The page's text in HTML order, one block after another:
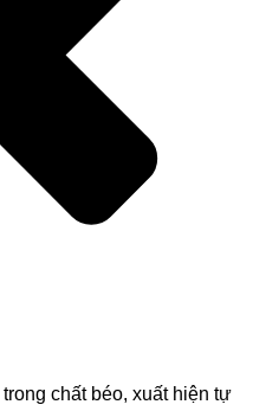
chất béo, xuất hiện tự